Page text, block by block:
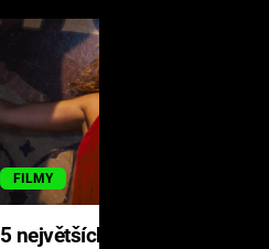
FILMY
5 největších propadáků